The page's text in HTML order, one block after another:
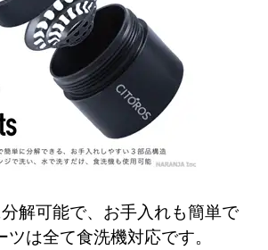
解可能で、お手入れも簡単で
は全て食洗機対応です。